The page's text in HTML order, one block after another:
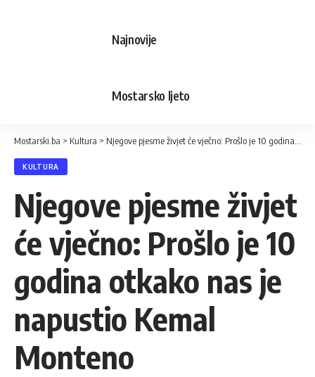
Najnovije
Mostarsko ljeto
Mostarski.ba > Kultura > Njegove pjesme živjet će vječno: Prošlo je 10 godina otkako nas je napustio Kemal Monteno
KULTURA
Njegove pjesme živjet
će vječno: Prošlo je 10
godina otkako nas je
napustio Kemal
Monteno